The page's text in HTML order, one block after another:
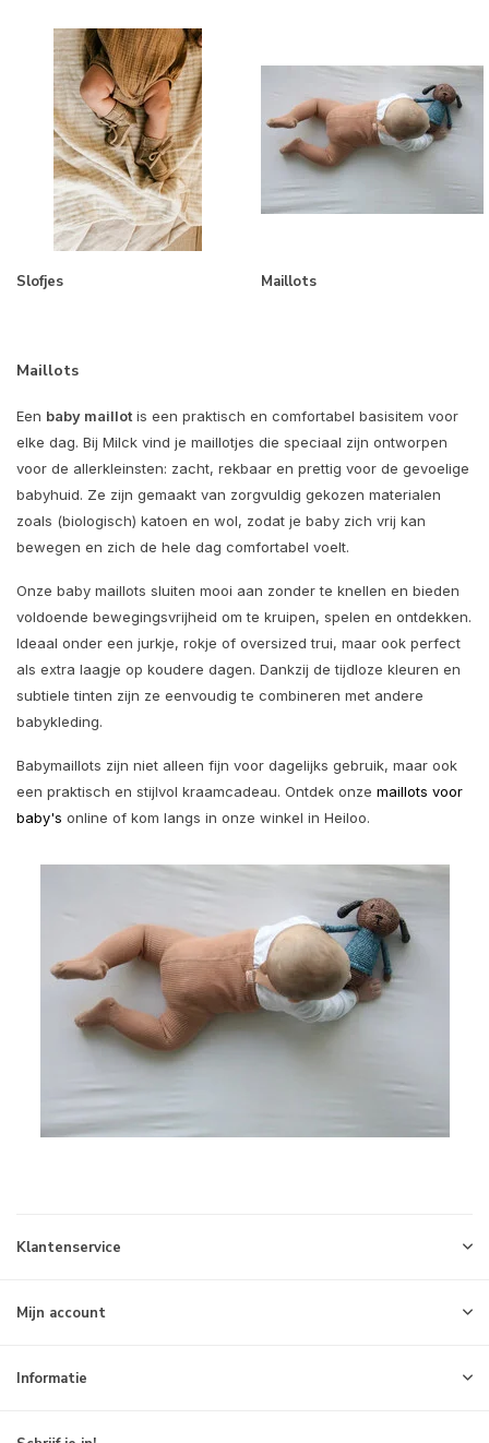
Slofjes Maillots
Maillots
Een baby maillotis een praktisch en comfortabel basisitem voor
elke dag. Bij Milck vind je maillotjes die speciaal zijn ontworpen
voor de allerkleinsten: zacht, rekbaar en prettig voor de gevoelige
babyhuid. Ze zijn gemaakt van zorgvuldig gekozen materialen
zoals (biologisch) katoen en wol, zodat je baby zich vrij kan
bewegen en zich de hele dag comfortabel voelt.
Onze baby maillots sluiten mooi aan zonder te knellen en bieden
voldoende bewegingsvrijheid om te kruipen, spelen en ontdekken.
Ideaal onder een jurkje, rokje of oversized trui, maar ook perfect
als extra laagje op koudere dagen. Dankzij de tijdloze kleuren en
subtiele tinten zijn ze eenvoudig te combineren met andere
babykleding.
Babymaillots zijn niet alleen fijn voor dagelijks gebruik, maar ook
een praktisch en stijlvol kraamcadeau. Ontdek onze maillots voor
baby's online of kom langs in onze winkel in Heiloo.
Klantenservice
Mijn account
Informatie